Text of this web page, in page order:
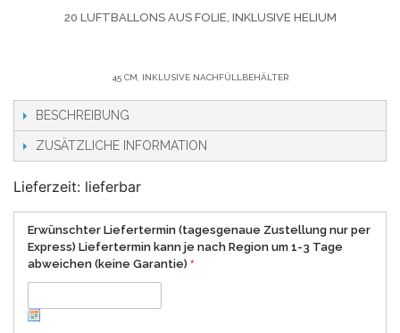
20 LUFTBALLONS AUS FOLIE, INKLUSIVE HELIUM
45 CM, INKLUSIVE NACHFÜLLBEHÄLTER
BESCHREIBUNG
ZUSÄTZLICHE INFORMATION
Lieferzeit: lieferbar
Erwünschter Liefertermin (tagesgenaue Zustellung nur per
Express) Liefertermin kann je nach Region um 1-3 Tage
abweichen (keine Garantie)